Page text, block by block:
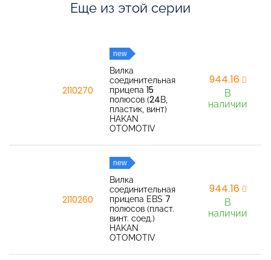
Еще из этой серии
2110270
new
Вилка
соединительная
прицепа 15
полюсов (24В,
пластик, винт)
HAKAN
OTOMOTIV
944,16
В
наличии
2110260
new
Вилка
соединительная
прицепа EBS 7
полюсов (пласт.
винт. соед.)
HAKAN
OTOMOTIV
944,16
В
наличии